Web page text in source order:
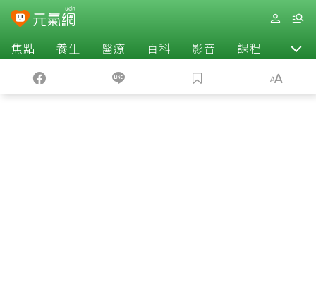
焦點 養生 醫療 百科 影音 課程 退休